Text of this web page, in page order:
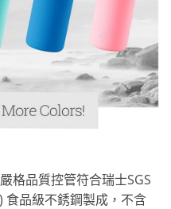
格品質控管符合瑞士SGS
食品級不銹鋼製成，不含